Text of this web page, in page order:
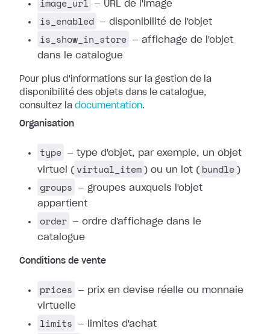
image_url — URL de l'image
is_enabled — disponibilité de l'objet
is_show_in_store
— affichage de l'objet
dans le catalogue
Pour plus d'informations sur la gestion de la
disponibilité des objets dans le catalogue,
consultez la documentation.
Organisation
type
— type d'objet, par exemple, un objet
virtuel ( virtual_item ) ou un lot ( bundle )
groups
— groupes auxquels l'objet
appartient
order
— ordre d'affichage dans le
catalogue
Conditions de vente
prices
— prix en devise réelle ou monnaie
virtuelle
limits — limites d'achat